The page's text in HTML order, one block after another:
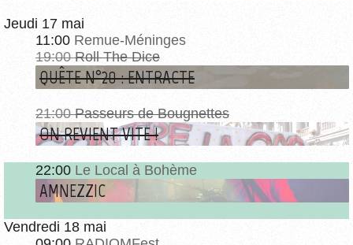
Jeudi 17 mai
11:00 Remue-Méninges
19:00 Roll The Dice
QUÊTE N°20 : ENTRACTE
21:00 Passeurs de Bougnettes
ON REVIENT VITE !
22:00 Le Local à Bohème
AMNEZZIC
Vendredi 18 mai